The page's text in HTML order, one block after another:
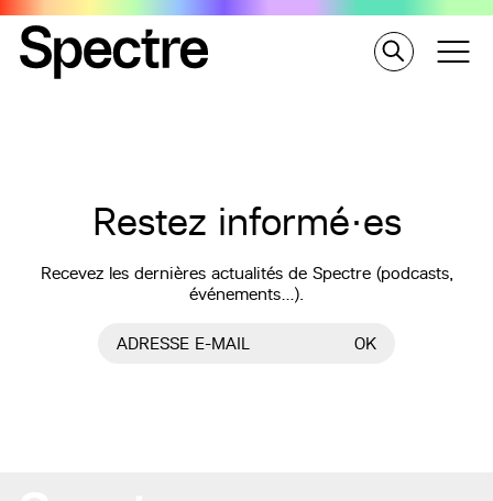
Restez informé·es
Recevez les dernières actualités de Spectre (podcasts,
événements…).
ADRESSE E-MAIL OK